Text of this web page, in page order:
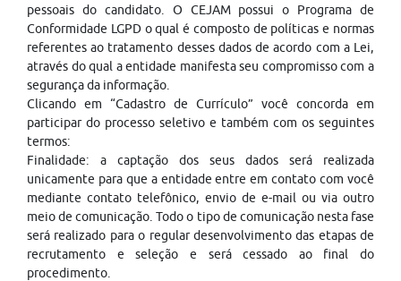
pessoais do candidato. O CEJAM possui o Programa de
Conformidade LGPD o qual é composto de políticas e normas
referentes ao tratamento desses dados de acordo com a Lei,
através do qual a entidade manifesta seu compromisso com a
segurança da informação.
Clicando em “Cadastro de Currículo” você concorda em
participar do processo seletivo e também com os seguintes
termos:
Finalidade: a captação dos seus dados será realizada
unicamente para que a entidade entre em contato com você
mediante contato telefônico, envio de e-mail ou via outro
meio de comunicação. Todo o tipo de comunicação nesta fase
será realizado para o regular desenvolvimento das etapas de
recrutamento e seleção e será cessado ao final do
procedimento.